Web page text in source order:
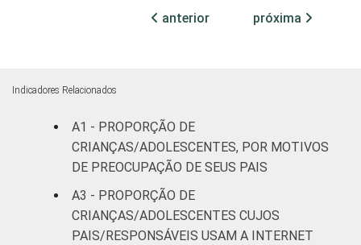
De 9 a 10
22
De 13 a 14
anos
anos
anterior próxima
Indicadores Relacionados
A1 - PROPORÇÃO DE
CRIANÇAS/ADOLESCENTES, POR MOTIVOS
DE PREOCUPAÇÃO DE SEUS PAIS
A3 - PROPORÇÃO DE
CRIANÇAS/ADOLESCENTES CUJOS
PAIS/RESPONSÁVEIS USAM A INTERNET